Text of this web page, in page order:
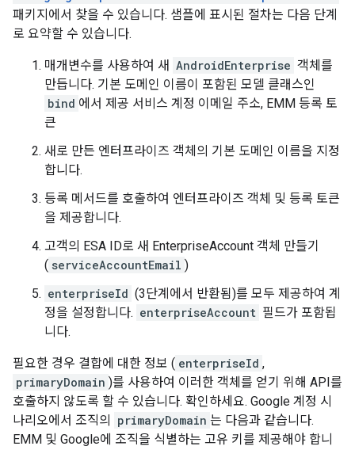
패키지에서 찾을 수 있습니다. 샘플에 표시된 절차는 다음 단계
로 요약할 수 있습니다.
매개변수를 사용하여 새 AndroidEnterprise 객체를
만듭니다. 기본 도메인 이름이 포함된 모델 클래스인
bind 에서 제공 서비스 계정 이메일 주소, EMM 등록 토
큰
새로 만든 엔터프라이즈 객체의 기본 도메인 이름을 지정
합니다.
등록 메서드를 호출하여 엔터프라이즈 객체 및 등록 토큰
을 제공합니다.
고객의 ESA ID로 새 EnterpriseAccount 객체 만들기
( serviceAccountEmail )
enterpriseId (3단계에서 반환됨)를 모두 제공하여 계
정을 설정합니다. enterpriseAccount 필드가 포함됩
니다.
필요한 경우 결합에 대한 정보 ( enterpriseId ,
primaryDomain )를 사용하여 이러한 객체를 얻기 위해 API를
호출하지 않도록 할 수 있습니다. 확인하세요. Google 계정 시
나리오에서 조직의
primaryDomain 는 다음과 같습니다.
EMM 및 Google에 조직을 식별하는 고유 키를 제공해야 합니